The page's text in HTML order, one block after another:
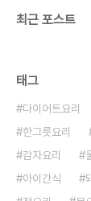
최근 포스트
태그
다이어트요리
한그릇요리
감자요리
아이간식